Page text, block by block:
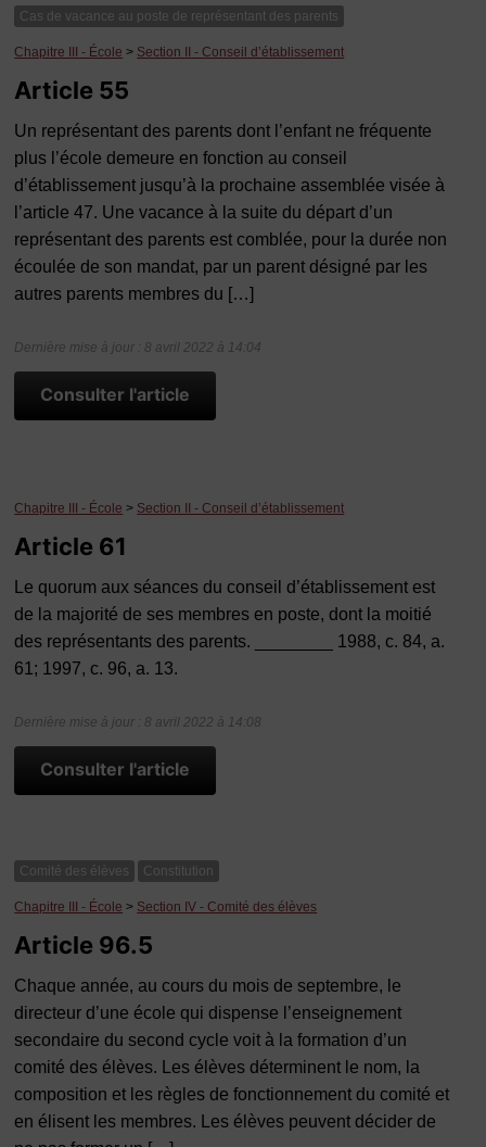
Cas de vacance au poste de représentant des parents
Chapitre III - École > Section II - Conseil d’établissement
Article 55
Un représentant des parents dont l’enfant ne fréquente
plus l’école demeure en fonction au conseil
d’établissement jusqu’à la prochaine assemblée visée à
l’article 47. Une vacance à la suite du départ d’un
représentant des parents est comblée, pour la durée non
écoulée de son mandat, par un parent désigné par les
autres parents membres du […]
Dernière mise à jour : 8 avril 2022 à 14:04
Consulter l'article
Chapitre III - École > Section II - Conseil d’établissement
Article 61
Le quorum aux séances du conseil d’établissement est
de la majorité de ses membres en poste, dont la moitié
des représentants des parents. ________ 1988, c. 84, a.
61; 1997, c. 96, a. 13.
Dernière mise à jour : 8 avril 2022 à 14:08
Consulter l'article
Comité des élèves Constitution
Chapitre III - École > Section IV - Comité des élèves
Article 96.5
Chaque année, au cours du mois de septembre, le
directeur d’une école qui dispense l’enseignement
secondaire du second cycle voit à la formation d’un
comité des élèves. Les élèves déterminent le nom, la
composition et les règles de fonctionnement du comité et
en élisent les membres. Les élèves peuvent décider de